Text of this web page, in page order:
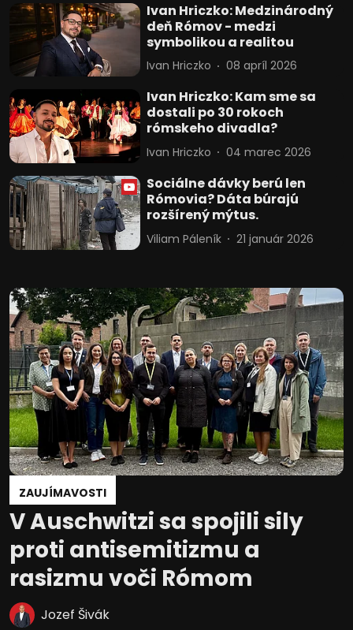
Ivan Hriczko: Medzinárodný
deň Rómov - medzi
symbolikou a realitou
Ivan Hriczko 08 apríl 2026
Ivan Hriczko: Kam sme sa
dostali po 30 rokoch
rómskeho divadla?
Ivan Hriczko 04 marec 2026
Sociálne dávky berú len
Rómovia? Dáta búrajú
rozšírený mýtus.
Viliam Páleník 21 január 2026
ZAUJÍMAVOSTI
V Auschwitzi sa spojili sily
proti antisemitizmu a
rasizmu voči Rómom
Jozef Šivák